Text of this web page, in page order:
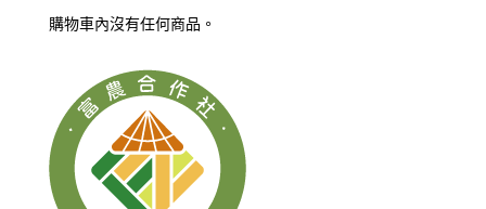
購物車內沒有任何商品。